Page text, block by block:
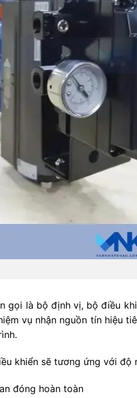
gọi là bộ định vị, bộ điều
vụ nhận nguồn tín hiệu
khiển sẽ tương ứng với độ
đóng hoàn toàn